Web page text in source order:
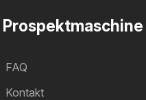
Prospektmaschine
FAQ
Kontakt